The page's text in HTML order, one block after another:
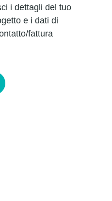
i dettagli del tuo
e i dati di
fattura